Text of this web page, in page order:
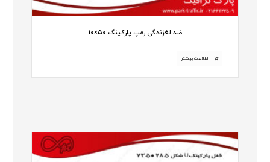
ضد لغزندگی رمپ پارکینگ 50×10
اطلاعات بیشتر